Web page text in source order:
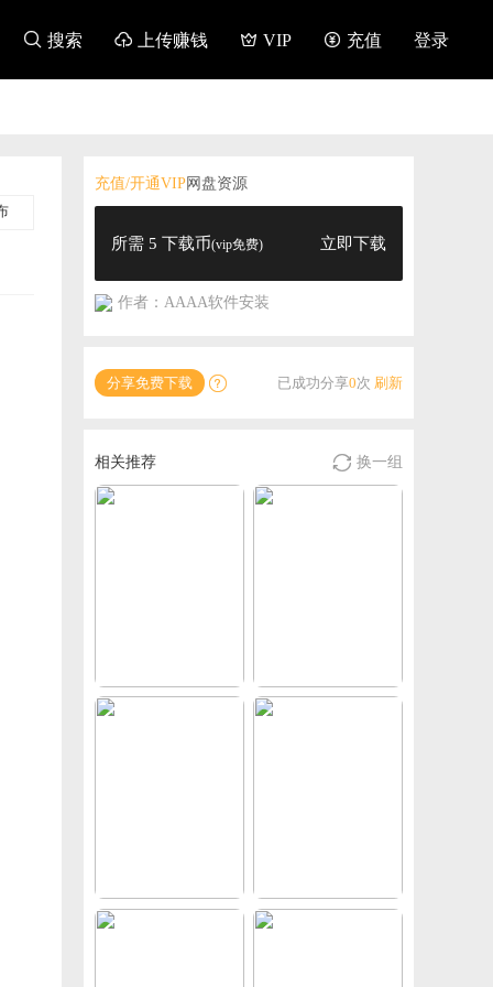
 搜索  上传赚钱  VIP  充值 登录
网盘资源
充值/开通VIP
所需 5 下载币(vip免费) 立即下载
作者：AAAA软件安装
分享免费下载  已成功分享0次 刷新
相关推荐  换一组
【CV渲染器】Chaos Vantage 2.8.1 PS后期合成最新哪吒之魔童闹PSD格式素材